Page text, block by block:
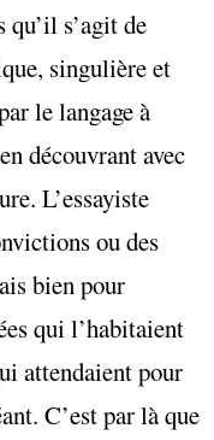
s’agit de
singulière et
le langage à
découvrant avec
L’essayiste
ou des
bien pour
qui l’habitaient
attendaient pour
C’est par là que